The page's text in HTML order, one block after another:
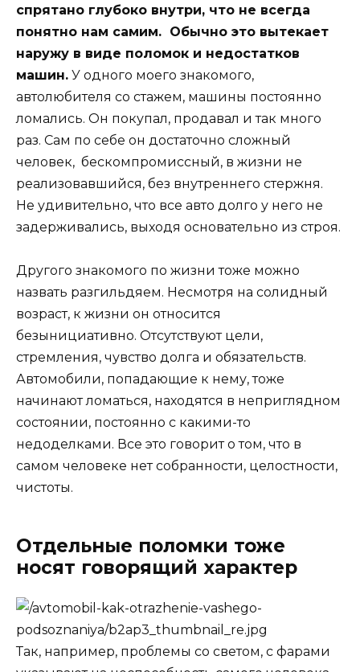
спрятано глубоко внутри, что не всегда
понятно нам самим. Обычно это вытекает
наружу в виде поломок и недостатков
машин. У одного моего знакомого,
автолюбителя со стажем, машины постоянно
ломались. Он покупал, продавал и так много
раз. Сам по себе он достаточно сложный
человек, бескомпромиссный, в жизни не
реализовавшийся, без внутреннего стержня.
Не удивительно, что все авто долго у него не
задерживались, выходя основательно из строя.
Другого знакомого по жизни тоже можно
назвать разгильдяем. Несмотря на солидный
возраст, к жизни он относится
безынициативно. Отсутствуют цели,
стремления, чувство долга и обязательств.
Автомобили, попадающие к нему, тоже
начинают ломаться, находятся в неприглядном
состоянии, постоянно с какими-то
недоделками. Все это говорит о том, что в
самом человеке нет собранности, целостности,
чистоты.
Отдельные поломки тоже
носят говорящий характер
Так, например, проблемы со светом, с фарами